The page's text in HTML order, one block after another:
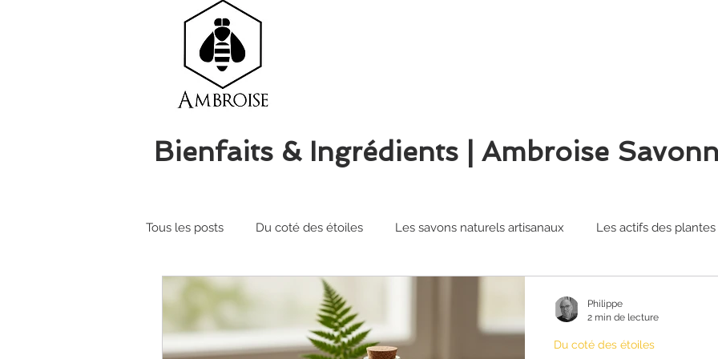
Bienfaits & Ingrédients | Ambroise
Tous les posts Du coté des étoiles Les savons naturels artisanaux Les actifs des plantes
Les actifs de la ruche Soins naturels
Du coté des étoiles
Philippe
2 min de lecture